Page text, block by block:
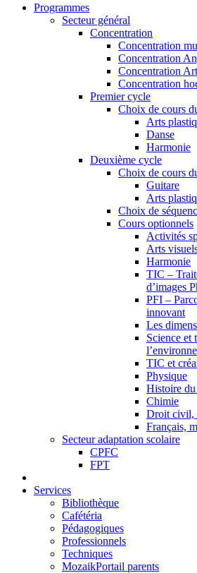
Programmes
Secteur général
Concentration
Concentration
Concentration
Concentration
Concentration
Premier cycle
Choix de cours
Arts
Danse
Harmonie
Deuxième cycle
Choix de cours
Guitare
Arts
Choix de
Cours optionnels
Activités
Arts
Harmonie
TIC –
d’images
PFI –
innovant
Les
Science et
TIC et
Physique
Histoire
Chimie
Droit civil,
Français,
Secteur adaptation scolaire
CPFC
FPT
Services
Bibliothèque
Cafétéria
Pédagogiques
Professionnels
Techniques
MozaikPortail parents